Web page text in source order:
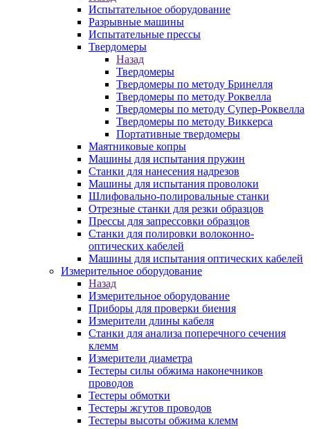
Испытательное оборудование
Разрывные машины
Испытательные прессы
Твердомеры
Назад
Твердомеры
Твердомеры по методу Бринелля
Твердомеры по методу Роквелла
Твердомеры по методу Супер-Роквелла
Твердомеры по методу Виккерса
Портативные твердомеры
Маятниковые копры
Машины для испытания пружин
Станки для нанесения надрезов
Машины для испытания проволоки
Шлифовально-полировальные станки
Отрезные станки для резки образцов
Прессы для запрессовки образцов
Станки для полировки волоконно-
оптических кабелей
Машины для испытания оптических кабелей
Измерительное оборудование
Назад
Измерительное оборудование
Приборы для проверки биения
Измерители длины кабеля
Станки для анализа поперечного сечения
клемм
Измерители диаметра
Тестеры силы обжима наконечников
проводов
Тестеры обмотки
Тестеры жгутов проводов
Тестеры высоты обжима клемм